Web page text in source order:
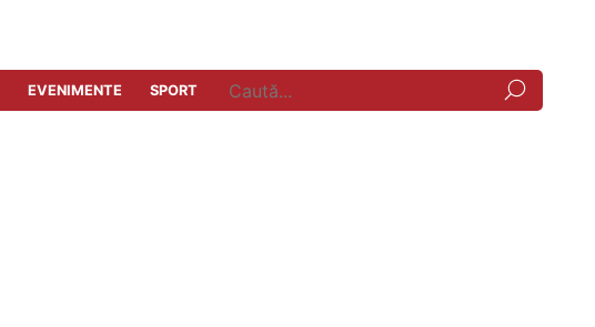
EVENIMENTE SPORT